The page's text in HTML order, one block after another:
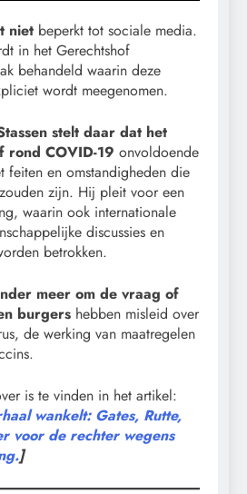
niet beperkt tot sociale media.
in het Gerechtshof
behandeld waarin deze
wordt meegenomen.
stelt daar dat het
rond COVID-19 onvoldoende
feiten en omstandigheden die
zijn. Hij pleit voor een
waarin ook internationale
discussies en
betrokken.
meer om de vraag of
burgers hebben misleid over
de werking van maatregelen
is te vinden in het artikel:
wankelt: Gates, Rutte,
voor de rechter wegens
]